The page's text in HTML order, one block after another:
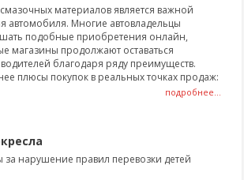
материалов является важной
автомобиля. Многие автовладельцы
подобные приобретения онлайн,
магазины продолжают оставаться
благодаря ряду преимуществ.
плюсы покупок в реальных точках продаж:
подробнее...
нарушение правил перевозки детей